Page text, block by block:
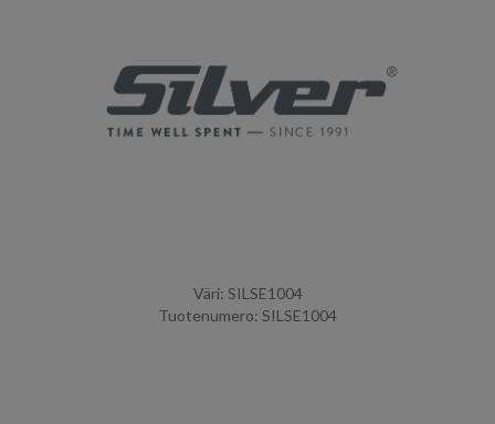
Väri: SILSE1004
Tuotenumero: SILSE1004